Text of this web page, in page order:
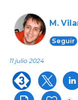
M.
Seguir
11 julio 2024